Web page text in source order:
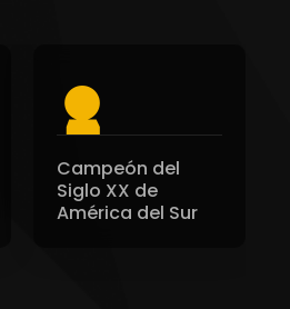
Campeón del
Siglo XX de
América del Sur